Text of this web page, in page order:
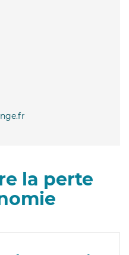
la perte